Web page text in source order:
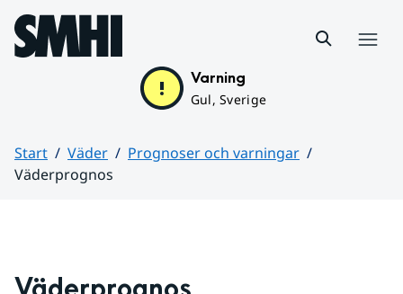
Hoppa till sidans innehåll
Varning
Gul, Sverige
Start Väder
Prognoser och varningar
Väderprognos